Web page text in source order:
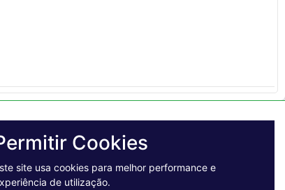
Cookies
site usa cookies para melhor performance e
de utilização.